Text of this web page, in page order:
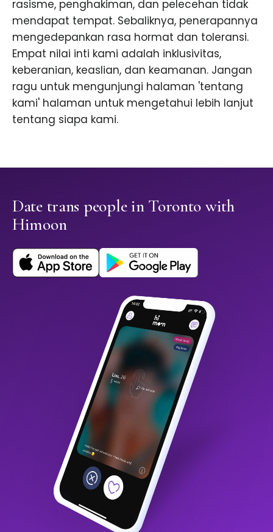
rasisme, penghakiman, dan pelecehan tidak
mendapat tempat. Sebaliknya, penerapannya
mengedepankan rasa hormat dan toleransi.
Empat nilai inti kami adalah inklusivitas,
keberanian, keaslian, dan keamanan. Jangan
ragu untuk mengunjungi halaman 'tentang
kami' halaman untuk mengetahui lebih lanjut
tentang siapa kami.
Date trans people in Toronto with
Himoon